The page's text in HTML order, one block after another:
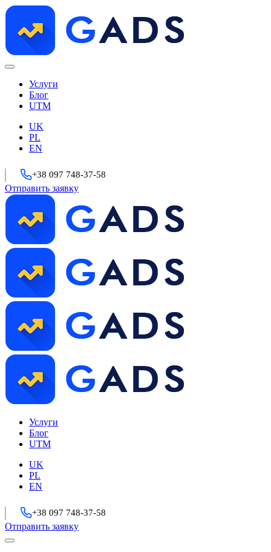
Услуги
Блог
UTM
UK
PL
EN
+38 097 748-37-58
Отправить заявку
Услуги
Блог
UTM
UK
PL
EN
+38 097 748-37-58
Отправить заявку